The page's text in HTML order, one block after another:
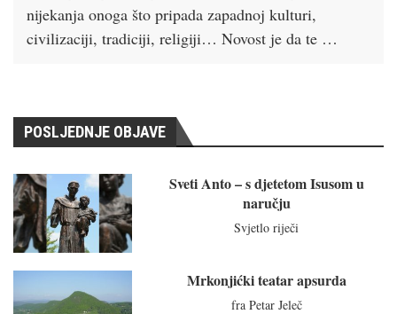
nijekanja onoga što pripada zapadnoj kulturi,
civilizaciji, tradiciji, religiji… Novost je da te …
POSLJEDNJE OBJAVE
Sveti Anto – s djetetom Isusom u
naručju
Svjetlo riječi
Mrkonjićki teatar apsurda
fra Petar Jeleč